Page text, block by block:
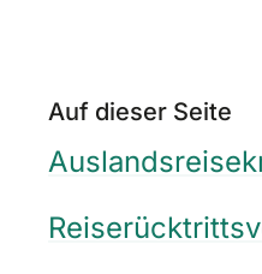
Auf dieser Seite